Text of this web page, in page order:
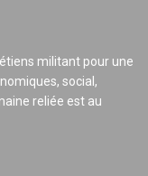
militant pour une
social,
reliée est au